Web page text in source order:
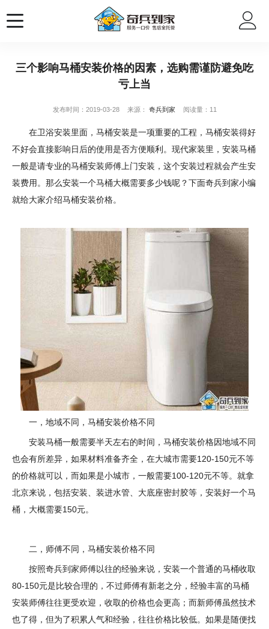
三个影响马桶安装价格的因素，选购需谨防避免吃
亏上当
发布时间：2019-03-28 来源： 奇兵到家 阅读量：11
在卫浴安装里面，马桶安装是一项重要的工程，马桶安装得好
不好会直接影响日后的使用是否方便顺利。现代家装里，安装马桶
一般是请专业的马桶安装师傅上门安装，这个安装过程就会产生安
装费用。那么安装一个马桶大概需要多少钱呢？下面奇兵到家小编
就给大家介绍马桶安装价格。
一，地域不同，马桶安装价格不同
安装马桶一般需要半天左右的时间，马桶安装价格因地域不同
也会有所差异，如果材料准备齐全，在大城市需要120-150元不等
的价格就可以，而如果是小城市，一般需要100-120元不等。就拿
北京来说，包括安装、装进水管、大底座密封胶等，安装好一个马
桶，大概需要150元。
二，师傅不同，马桶安装价格不同
按照奇兵到家师傅以往的经验来说，安装一个普通的马桶收取
80-150元是比较合理的，不过师傅有新老之分，经验丰富的马桶
安装师傅往往更受欢迎，收取的价格也会更高；而新师傅虽然技术
也了得，但为了积累人气和经验，往往价格比较低。如果是随便找